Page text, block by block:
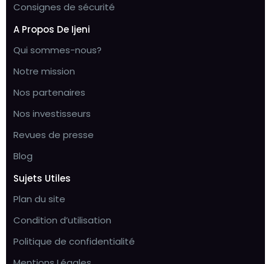
Consignes de sécurité
A Propos De Ijeni
Qui sommes-nous?
Notre mission
Nos partenaires
Nos investisseurs
Revues de presse
Blog
Sujets Utiles
Plan du site
Condition d’utilisation
Politique de confidentialité